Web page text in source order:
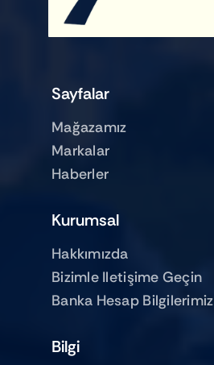
Sayfalar
Mağazamız
Markalar
Haberler
Kurumsal
Hakkımızda
Bizimle Iletişime Geçin
Banka Hesap Bilgilerimiz
Bilgi